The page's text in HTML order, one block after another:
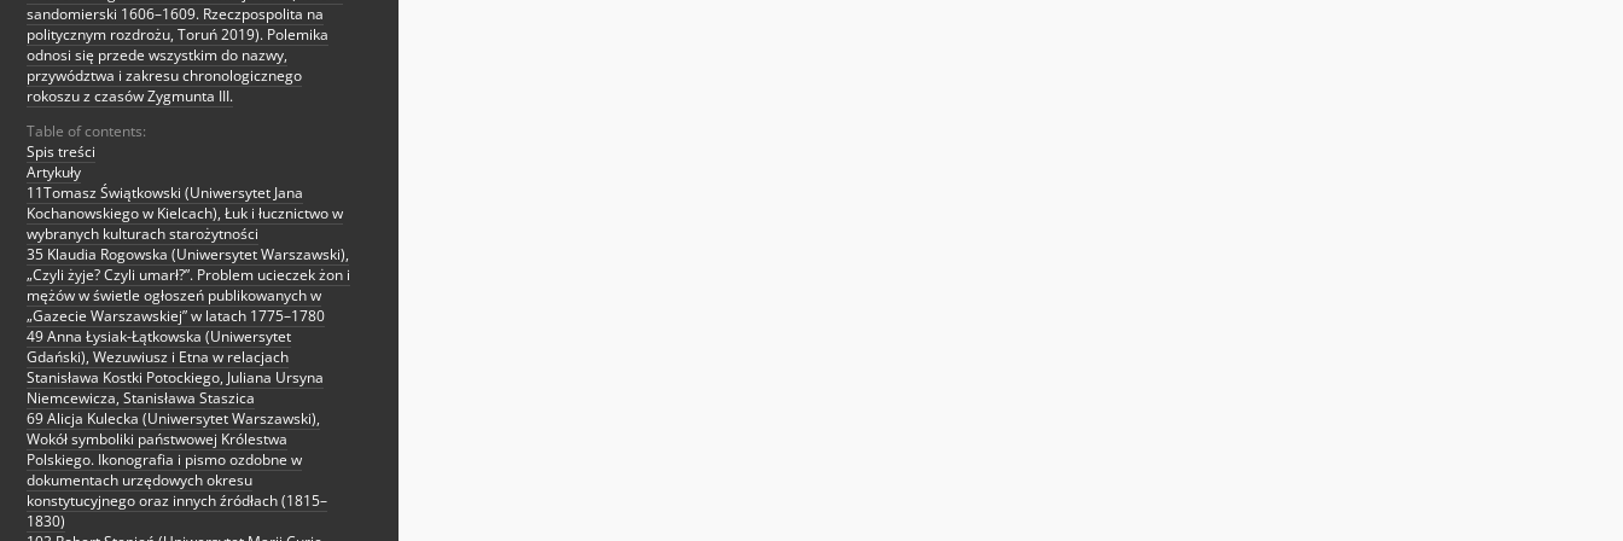
sandomierski 1606–1609. Rzeczpospolita na
politycznym rozdrożu, Toruń 2019). Polemika
odnosi się przede wszystkim do nazwy,
przywództwa i zakresu chronologicznego
rokoszu z czasów Zygmunta III.
Table of contents:
Spis treści
Artykuły
11Tomasz Świątkowski (Uniwersytet Jana
Kochanowskiego w Kielcach), Łuk i łucznictwo w
wybranych kulturach starożytności
35 Klaudia Rogowska (Uniwersytet Warszawski),
„Czyli żyje? Czyli umarł?”. Problem ucieczek żon i
mężów w świetle ogłoszeń publikowanych w
„Gazecie Warszawskiej” w latach 1775–1780
49 Anna Łysiak-Łątkowska (Uniwersytet
Gdański), Wezuwiusz i Etna w relacjach
Stanisława Kostki Potockiego, Juliana Ursyna
Niemcewicza, Stanisława Staszica
69 Alicja Kulecka (Uniwersytet Warszawski),
Wokół symboliki państwowej Królestwa
Polskiego. Ikonografia i pismo ozdobne w
dokumentach urzędowych okresu
konstytucyjnego oraz innych źródłach (1815–
1830)